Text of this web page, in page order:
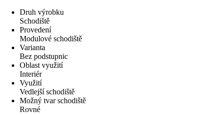
Druh výrobku
Schodiště
Provedení
Modulové schodiště
Varianta
Bez podstupnic
Oblast využití
Interiér
Využití
Vedlejší schodiště
Možný tvar schodiště
Rovné